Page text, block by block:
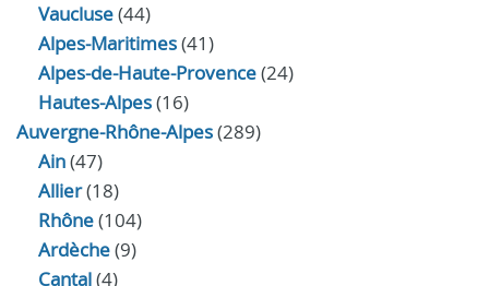
Vaucluse(44)
Alpes-Maritimes(41)
Alpes-de-Haute-Provence(24)
Hautes-Alpes(16)
Auvergne-Rhône-Alpes(289)
Ain(47)
Allier(18)
Rhône(104)
Ardèche(9)
Cantal(4)